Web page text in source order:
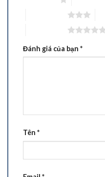
Đánh giá của bạn *
Tên *